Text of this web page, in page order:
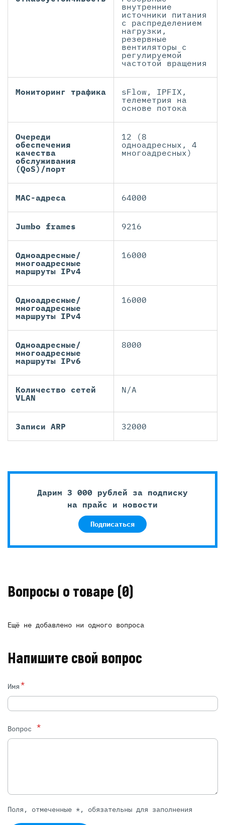
внутренние
источники питания
с распределением
нагрузки,
резервные
вентиляторы с
регулируемой
частотой вращения
Мониторинг трафика
sFlow, IPFIX,
телеметрия на
основе потока
Очереди
обеспечения
качества
обслуживания
(QoS)/порт
12 (8
одноадресных, 4
многоадресных)
MAC-адреса 64000
Jumbo frames 9216
Одноадресные/
многоадресные
маршруты IPv4
16000
Одноадресные/
многоадресные
маршруты IPv4
16000
Одноадресные/
многоадресные
маршруты IPv6
8000
Количество сетей
VLAN
N/A
Записи ARP 32000
Дарим 3 000 рублей за подписку
на прайс и новости
Подписаться
Вопросы о товаре (0)
Ещё не добавлено ни одного вопроса
Напишите свой вопрос
Имя*
Вопрос *
Поля, отмеченные *, обязательны для заполнения